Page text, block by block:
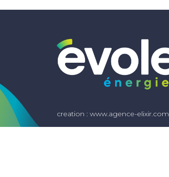
creation : www.agence-elixir.com